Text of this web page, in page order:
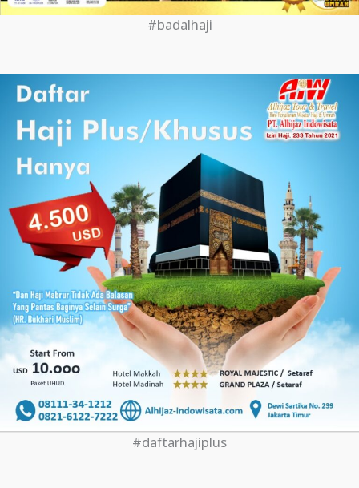
#badalhaji
#daftarhajiplus